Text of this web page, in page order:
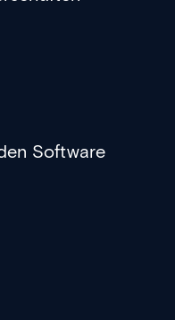
Software